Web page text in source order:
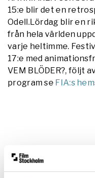
15:e blir det en
Odell.Lördag blir en
från hela världen
varje heltimme.
17:e med
VEM BLÖDER?, följt
program se FIA:s